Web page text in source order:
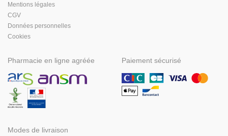
Mentions légales
CGV
Données personnelles
Cookies
Pharmacie en ligne agréée Paiement sécurisé
Modes de livraison